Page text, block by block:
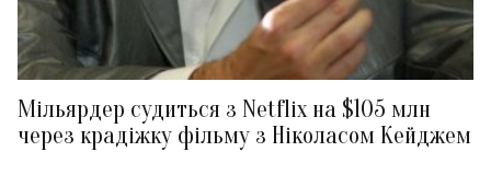
Мільярдер судиться з Netflix на $105 млн
через крадіжку фільму з Ніколасом Кейджем